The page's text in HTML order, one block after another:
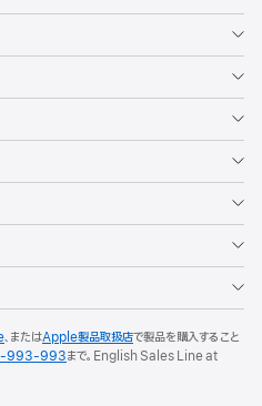
、またはApple製品取扱店で製品を購入すること
993-993まで。English Sales Line at